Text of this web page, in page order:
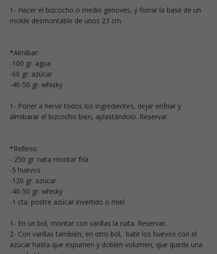
1- Hacer el bizcocho o medio genovés, y forrar la base de un
molde desmontable de unos 23 cm.
*Almíbar:
-100 gr. agua
-60 gr. azúcar
-40-50 gr. whisky
1- Poner a hervir todos los ingredientes, dejar enfriar y
almibarar el bizcocho bien, aplastándolo. Reservar.
*Relleno:
- 250 gr. nata montar fría
-5 huevos
-120 gr. azúcar
-40-50 gr. whisky
-1 cta. postre azúcar invertido o miel
1- En un bol, montar con varillas la nata. Reservar.
2- Con varillas también, en otro bol, batir los huevos con el
azúcar hasta que espumen y doblen volumen, que quede una